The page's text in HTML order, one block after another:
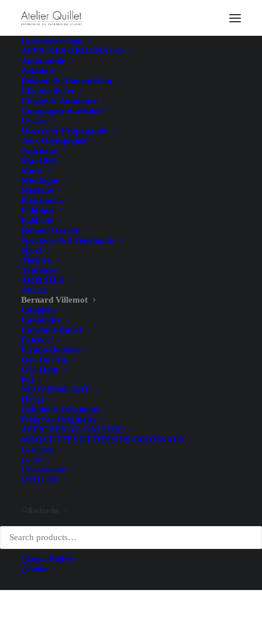
La boutique en ligne
AFFICHES ORIGINALES
Automobile
Aviation
Boisson & Alimentation
Chemin de fer
Cirque & Automate
Compagnie maritime
Cycles
Guerre & Propagande
Jeux Olympiques
Journaux
Mai 1968
Mode
Montagne
Musique
Pharmacie
Politique
Publicité
Roland Garros
Spectacle & Évènements
Sport
Théâtre
Tourisme
ARTISTES
Auriac
Bernard Villemot
Cappiello
Cassandre
Constant-Duval
Falcucci
Firmin Bouisset
Géo Dorival
Géo Ham
Pal
NEUVIÈME ART
Hergé
Celluloïds Originaux
Planches Originales
AFFICHES DE GALERIE
MAQUETTES ET DESSINS ORIGINAUX
La librairie
Le café
L’encadrement
L’ATELIER
Login / Register
Panier
Hide filters